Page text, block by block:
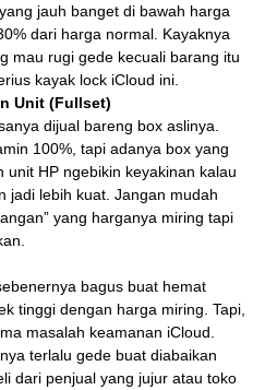
jauh banget di bawah harga
dari harga normal. Kayaknya
mau rugi gede kecuali barang itu
kayak lock iCloud ini.
Unit (Fullset)
dijual bareng box aslinya.
100%, tapi adanya box yang
unit HP ngebikin keyakinan kalau
jadi lebih kuat. Jangan mudah
yang harganya miring tapi
bagus buat hemat
tinggi dengan harga miring. Tapi,
masalah keamanan iCloud.
terlalu gede buat diabaikan
dari penjual yang jujur atau toko